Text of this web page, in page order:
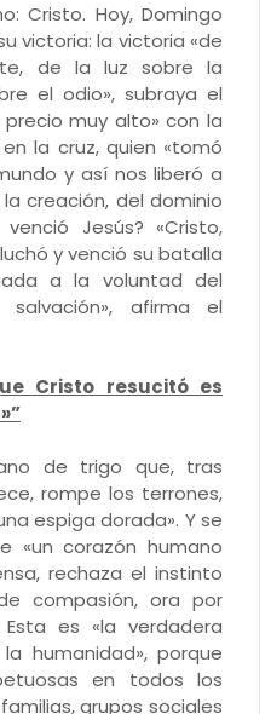
Cristo. Hoy, Domingo
victoria: la victoria «de
de la luz sobre la
el odio», subraya el
muy alto» con la
la cruz, quien «tomó
y así nos liberó a
creación, del dominio
Jesús? «Cristo,
y venció su batalla
a la voluntad del
afirma el
Cristo resucitó es
de trigo que, tras
rompe los terrones,
espiga dorada». Y se
«un corazón humano
rechaza el instinto
compasión, ora por
es «la verdadera
humanidad», porque
en todos los
grupos sociales